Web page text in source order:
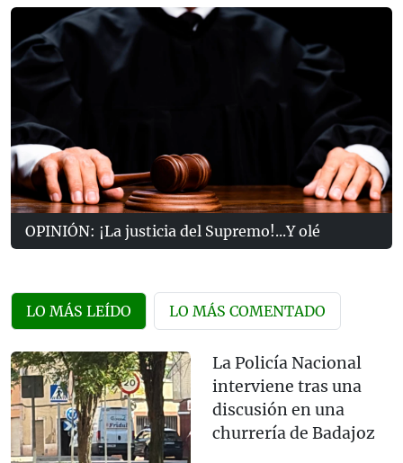
OPINIÓN: ¡La justicia del Supremo!...Y olé
LO MÁS LEÍDO LO MÁS COMENTADO
La Policía Nacional
interviene tras una
discusión en una
churrería de Badajoz